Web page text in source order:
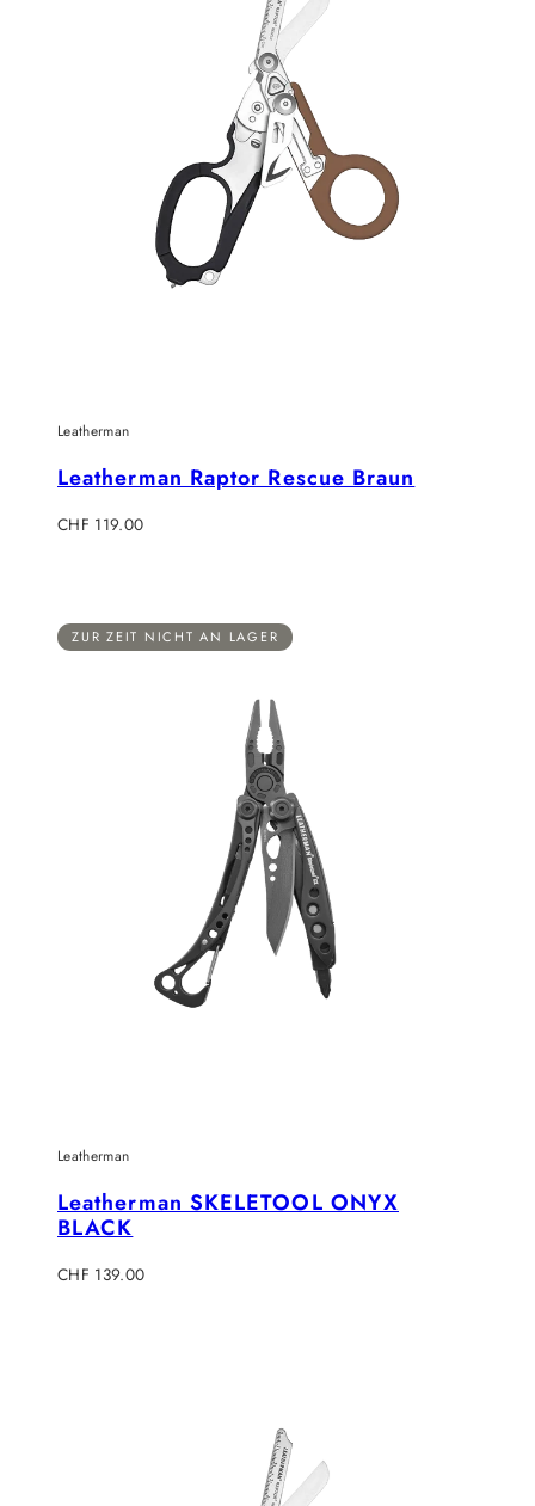
Leatherman
Leatherman Raptor Rescue Braun
Regulärer
CHF 119.00
ZUR ZEIT NICHT AN LAGER
Leatherman
Leatherman SKELETOOL ONYX
BLACK
Regulärer
CHF 139.00